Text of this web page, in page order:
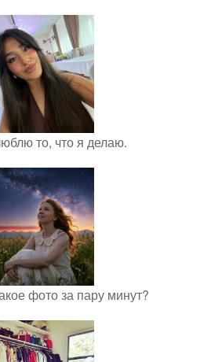
то, что я делаю.
фото за пару минут?